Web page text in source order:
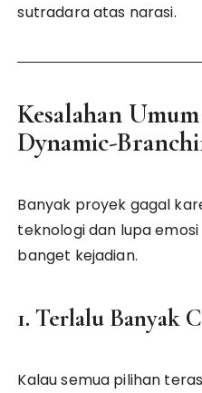
sutradara atas narasi.
Kesalahan
Dynamic-
Banyak proyek gagal
teknologi dan lupa emosi
banget kejadian.
1. Terlalu Banyak
Kalau semua pilihan